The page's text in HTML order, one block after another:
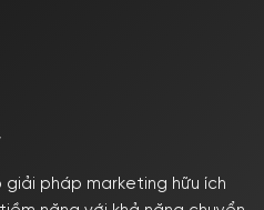
pháp marketing hữu ích